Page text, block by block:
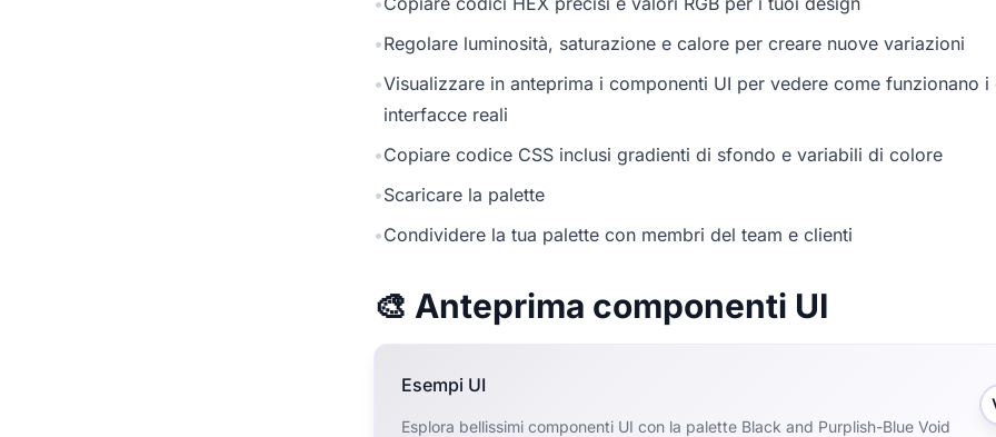
•Regolare luminosità, saturazione e calore per creare nuove variazioni
•Visualizzare in anteprima i componenti UI per vedere come funzionano
interfacce reali
•Copiare codice CSS inclusi gradienti di sfondo e variabili di colore
•Scaricare la palette
•Condividere la tua palette con membri del team e clienti
🎨 Anteprima componenti UI
Esempi UI
Esplora bellissimi componenti UI con la palette Black and Purplish-Blue Void